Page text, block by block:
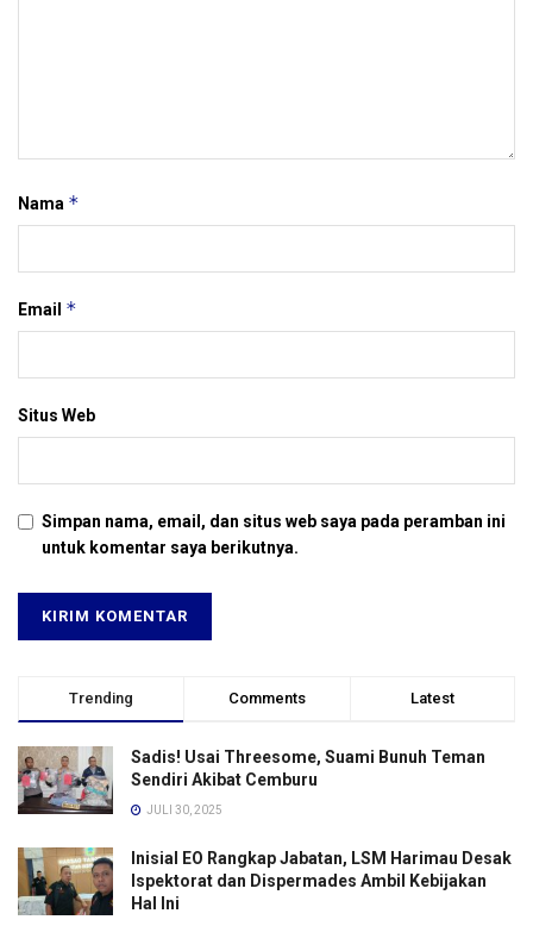
Nama *
Email *
Situs Web
Simpan nama, email, dan situs web saya pada peramban ini
untuk komentar saya berikutnya.
Trending Comments Latest
Sadis! Usai Threesome, Suami Bunuh Teman
Sendiri Akibat Cemburu
JULI 30, 2025
Inisial EO Rangkap Jabatan, LSM Harimau Desak
Ispektorat dan Dispermades Ambil Kebijakan
Hal Ini